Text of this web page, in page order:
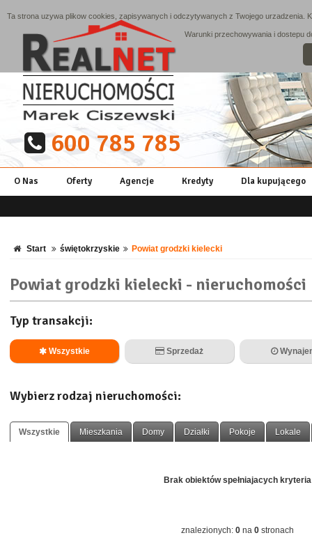
600 785 785
O Nas Oferty Agencje Kredyty Dla kupującego
Start świętokrzyskie Powiat grodzki kielecki
Powiat grodzki kielecki - nieruchomości
Typ transakcji:
Wszystkie Sprzedaż
Wybierz rodzaj nieruchomości:
Wszystkie Mieszkania Domy Działki Pokoje Lokale
Brak obiektów spełniajacych kryteria
znalezionych: 0 na 0 stronach
Ta strona uzywa plikow cookies, zapisywanych i odczytywanych z Twojego
Warunki przechowywania i dostepu